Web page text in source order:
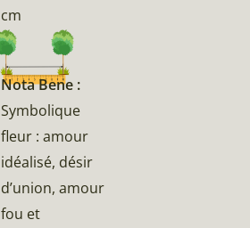
cm
Nota Bene :
Symbolique
fleur : amour
idéalisé, désir
d’union, amour
fou et